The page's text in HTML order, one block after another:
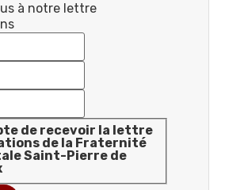
à notre lettre
de recevoir la lettre
de la Fraternité
Saint-Pierre de